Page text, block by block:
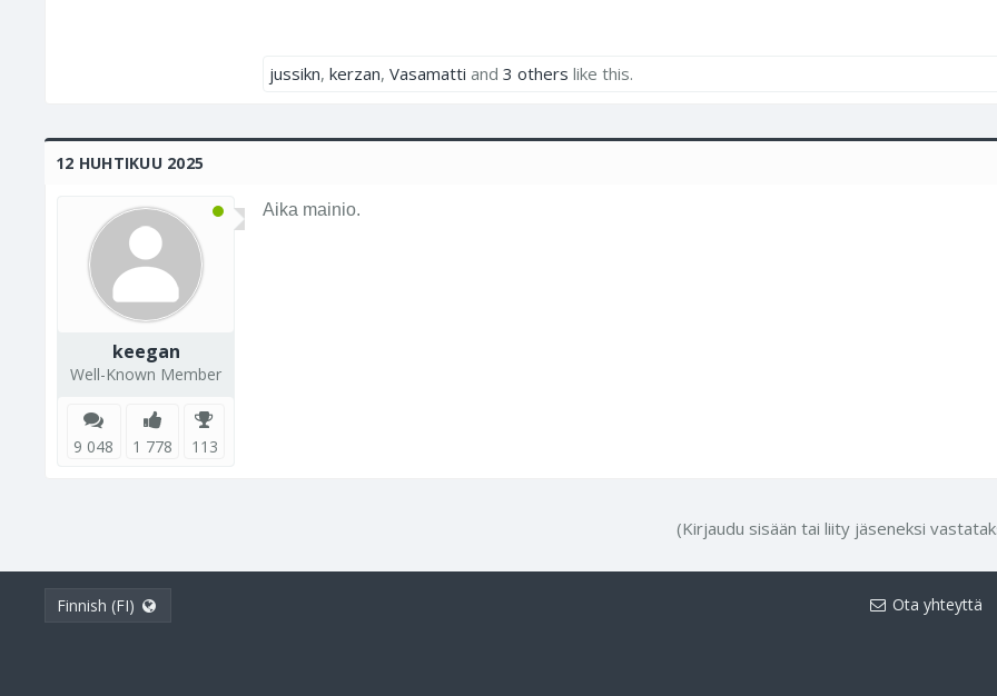
jussikn, kerzan, Vasamatti and 3 others like this.
12 HUHTIKUU 2025
keegan
Well-Known Member
9 048 1 778 113
Aika mainio.
(Kirjaudu sisään tai liity jäseneksi
Finnish (FI) Ota yhteyttä